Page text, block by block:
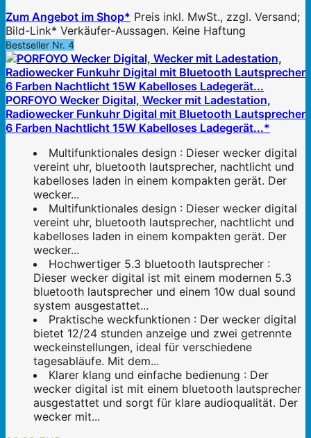
Zum Angebot im Shop* Preis inkl. MwSt., zzgl. Versand;
Bild-Link* Verkäufer-Aussagen. Keine Haftung
Bestseller Nr. 4
PORFOYO Wecker Digital, Wecker mit Ladestation,
Radiowecker Funkuhr Digital mit Bluetooth Lautsprecher
6 Farben Nachtlicht 15W Kabelloses Ladegerät...*
Multifunktionales design : Dieser wecker digital
vereint uhr, bluetooth lautsprecher, nachtlicht und
kabelloses laden in einem kompakten gerät. Der
wecker...
Multifunktionales design : Dieser wecker digital
vereint uhr, bluetooth lautsprecher, nachtlicht und
kabelloses laden in einem kompakten gerät. Der
wecker...
Hochwertiger 5.3 bluetooth lautsprecher :
Dieser wecker digital ist mit einem modernen 5.3
bluetooth lautsprecher und einem 10w dual sound
system ausgestattet...
Praktische weckfunktionen : Der wecker digital
bietet 12/24 stunden anzeige und zwei getrennte
weckeinstellungen, ideal für verschiedene
tagesabläufe. Mit dem...
Klarer klang und einfache bedienung : Der
wecker digital ist mit einem bluetooth lautsprecher
ausgestattet und sorgt für klare audioqualität. Der
wecker mit...